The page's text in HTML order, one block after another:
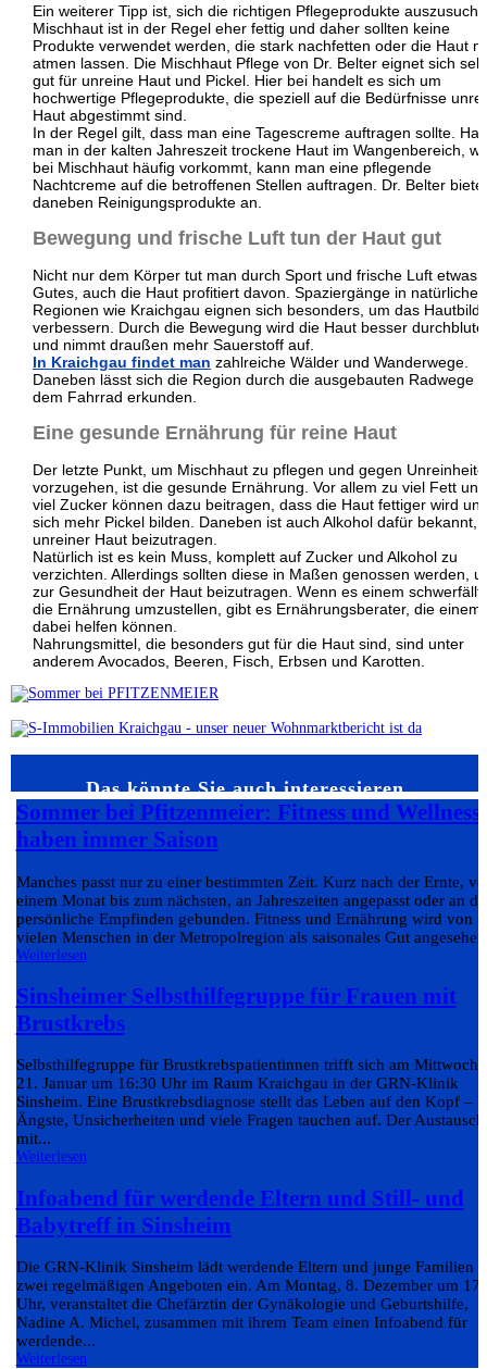
Ein weiterer Tipp ist, sich die richtigen Pflegeprodukte
Mischhaut ist in der Regel eher fettig und daher sollten keine
Produkte verwendet werden, die stark nachfetten oder die Haut
atmen lassen. Die Mischhaut Pflege von Dr. Belter eignet sich
gut für unreine Haut und Pickel. Hier bei handelt es sich um
hochwertige Pflegeprodukte, die speziell auf die Bedürfnisse
Haut abgestimmt sind.
In der Regel gilt, dass man eine Tagescreme auftragen sollte. Hat
man in der kalten Jahreszeit trockene Haut im Wangenbereich,
bei Mischhaut häufig vorkommt, kann man eine pflegende
Nachtcreme auf die betroffenen Stellen auftragen. Dr. Belter bietet
daneben Reinigungsprodukte an.
Bewegung und frische Luft tun der Haut gut
Nicht nur dem Körper tut man durch Sport und frische Luft etwas
Gutes, auch die Haut profitiert davon. Spaziergänge in natürlichen
Regionen wie Kraichgau eignen sich besonders, um das Hautbild
verbessern. Durch die Bewegung wird die Haut besser
und nimmt draußen mehr Sauerstoff auf.
In Kraichgau findet man zahlreiche Wälder und Wanderwege.
Daneben lässt sich die Region durch die ausgebauten Radwege
dem Fahrrad erkunden.
Eine gesunde Ernährung für reine Haut
Der letzte Punkt, um Mischhaut zu pflegen und gegen
vorzugehen, ist die gesunde Ernährung. Vor allem zu viel Fett
viel Zucker können dazu beitragen, dass die Haut fettiger wird
sich mehr Pickel bilden. Daneben ist auch Alkohol dafür bekannt,
unreiner Haut beizutragen.
Natürlich ist es kein Muss, komplett auf Zucker und Alkohol zu
verzichten. Allerdings sollten diese in Maßen genossen werden,
zur Gesundheit der Haut beizutragen. Wenn es einem schwerfällt,
die Ernährung umzustellen, gibt es Ernährungsberater, die einem
dabei helfen können.
Nahrungsmittel, die besonders gut für die Haut sind, sind unter
anderem Avocados, Beeren, Fisch, Erbsen und Karotten.
Das könnte Sie auch interessieren…
Sommer bei Pfitzenmeier: Fitness und Wellness
haben immer Saison
Manches passt nur zu einer bestimmten Zeit. Kurz nach der Ernte,
einem Monat bis zum nächsten, an Jahreszeiten angepasst oder an
persönliche Empfinden gebunden. Fitness und Ernährung wird von
vielen Menschen in der Metropolregion als saisonales Gut
Weiterlesen
Sinsheimer Selbsthilfegruppe für Frauen mit
Brustkrebs
Selbsthilfegruppe für Brustkrebspatientinnen trifft sich am Mittwoch,
21. Januar um 16:30 Uhr im Raum Kraichgau in der GRN-Klinik
Sinsheim. Eine Brustkrebsdiagnose stellt das Leben auf den Kopf –
Ängste, Unsicherheiten und viele Fragen tauchen auf. Der Austausch
mit...
Weiterlesen
Infoabend für werdende Eltern und Still- und
Babytreff in Sinsheim
Die GRN-Klinik Sinsheim lädt werdende Eltern und junge Familien
zwei regelmäßigen Angeboten ein. Am Montag, 8. Dezember um 17
Uhr, veranstaltet die Chefärztin der Gynäkologie und Geburtshilfe,
Nadine A. Michel, zusammen mit ihrem Team einen Infoabend für
werdende...
Weiterlesen